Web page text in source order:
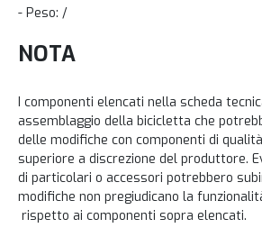
- Peso: /
NOTA
I componenti elencati nella scheda
assemblaggio della bicicletta che
delle modifiche con componenti di
superiore a discrezione del produttore.
di particolari o accessori potrebbero
modifiche non pregiudicano la
rispetto ai componenti sopra elencati.